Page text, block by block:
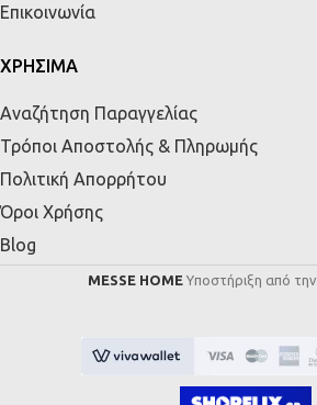
Επικοινωνία
ΧΡΗΣΙΜΑ
Αναζήτηση Παραγγελίας
Τρόποι Αποστολής & Πληρωμής
Πολιτική Απορρήτου
Όροι Χρήσης
Blog
MESSE HOME Υποστήριξη από την